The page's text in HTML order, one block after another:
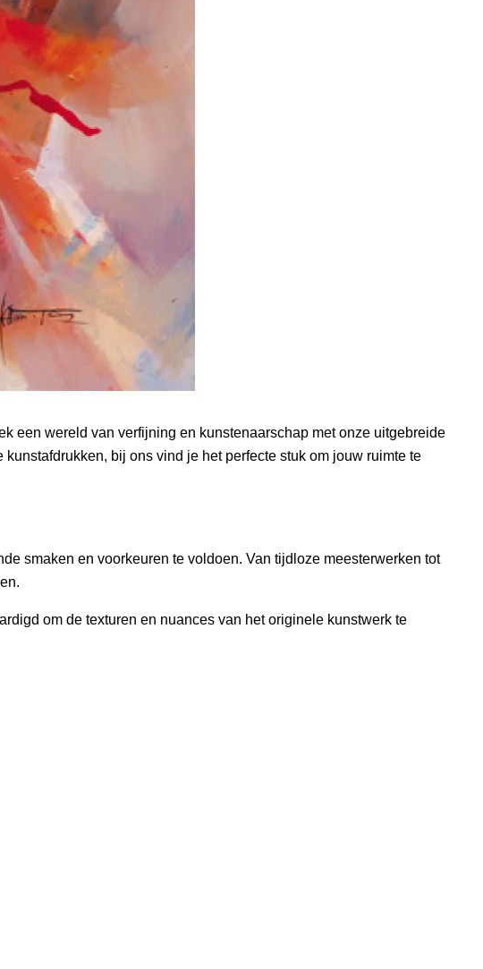
een wereld van verfijning en kunstenaarschap met onze uitgebreide
bij ons vind je het perfecte stuk om jouw ruimte te
smaken en voorkeuren te voldoen. Van tijdloze meesterwerken tot
om de texturen en nuances van het originele kunstwerk te